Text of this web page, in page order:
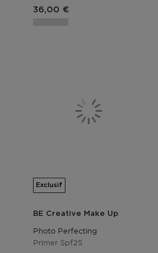
36,00 €
Exclusif
BE Creative Make Up
Photo Perfecting
Primer Spf25